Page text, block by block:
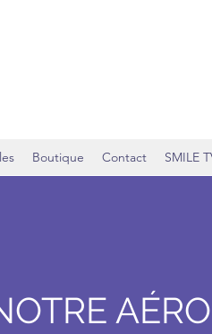
Boutique Contact SMILE